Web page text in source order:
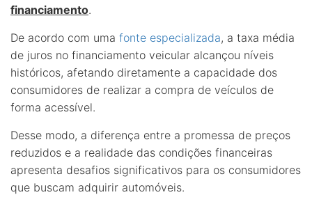
financiamento.
De acordo com uma fonte especializada, a taxa média
de juros no financiamento veicular alcançou níveis
históricos, afetando diretamente a capacidade dos
consumidores de realizar a compra de veículos de
forma acessível.
Desse modo, a diferença entre a promessa de preços
reduzidos e a realidade das condições financeiras
apresenta desafios significativos para os consumidores
que buscam adquirir automóveis.